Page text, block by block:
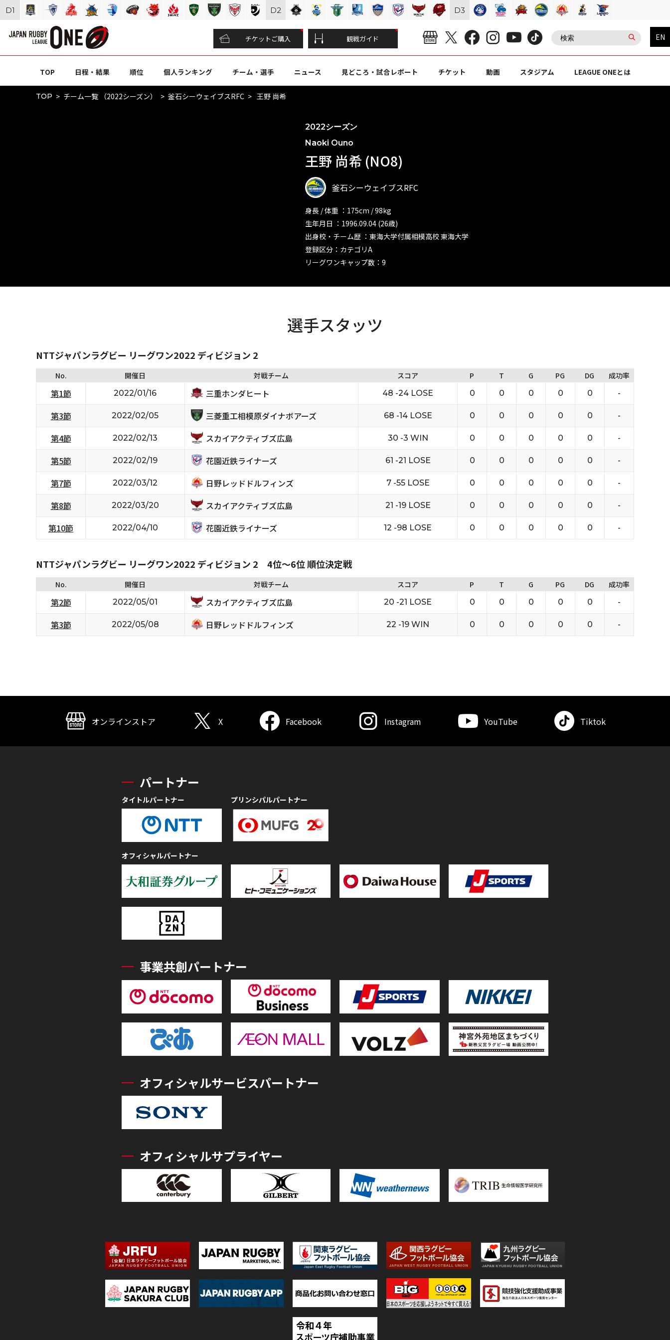
チケットご購入 観戦ガイド EN
TOP 日程・結果 順位 個人ランキング チーム・選手 ニュース 見どころ・試合レポート チケット 動画 スタジアム LEAGUE ONEとは
TOP チーム一覧 （2022シーズン） 釜石シーウェイブスRFC 王野 尚希
2022シーズン
Naoki Ouno
王野 尚希 (NO8)
釜石シーウェイブスRFC
身長 / 体重 ：175cm / 98kg
生年月日 ：1996.09.04 (26歳)
出身校・チーム歴 ：東海大学付属相模高校 東海大学
登録区分：カテゴリA
リーグワンキャップ数：9
選手スタッツ
NTTジャパンラグビー リーグワン2022 ディビジョン 2
No. 開催日 対戦チーム スコア P T G PG DG 成功率
第1節 2022/01/16 三重ホンダヒート 48 -24 LOSE 0 0 0 0 0 -
第3節 2022/02/05 三菱重工相模原ダイナボアーズ 68 -14 LOSE 0 0 0 0 0 -
第4節 2022/02/13 スカイアクティブズ広島 30 -3 WIN 0 0 0 0 0 -
第5節 2022/02/19 花園近鉄ライナーズ 61 -21 LOSE 0 0 0 0 0 -
第7節 2022/03/12 日野レッドドルフィンズ 7 -55 LOSE 0 0 0 0 0 -
第8節 2022/03/20 スカイアクティブズ広島 21 -19 LOSE 0 0 0 0 0 -
第10節 2022/04/10 花園近鉄ライナーズ 12 -98 LOSE 0 0 0 0 0 -
NTTジャパンラグビー リーグワン2022 ディビジョン 2 4位〜6位 順位決定戦
No. 開催日 対戦チーム スコア P T G PG DG 成功率
第2節 2022/05/01 スカイアクティブズ広島 20 -21 LOSE 0 0 0 0 0 -
第3節 2022/05/08 日野レッドドルフィンズ 22 -19 WIN 0 0 0 0 0 -
D1 D2 D3
オンラインストア X Facebook Instagram YouTube Tiktok
パートナー
タイトルパートナー プリンシパルパートナー
オフィシャルパートナー
事業共創パートナー
オフィシャルサービスパートナー
オフィシャルサプライヤー